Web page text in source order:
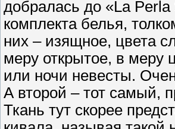
добралась до «La
комплекта белья,
них – изящное, цвета
меру открытое, в меру
или ночи невесты.
А второй – тот самый,
Ткань тут скорее